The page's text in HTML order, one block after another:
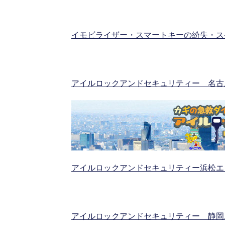
イモビライザー・スマートキーの紛失・
アイルロックアンドセキュリティー 名
アイルロックアンドセキュリティー浜松
アイルロックアンドセキュリティー 静